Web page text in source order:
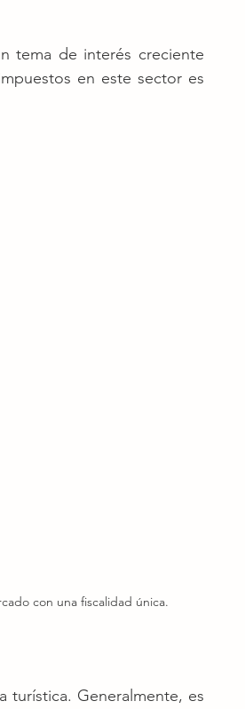
tema de interés creciente
en este sector es
con una fiscalidad única.
turística. Generalmente, es